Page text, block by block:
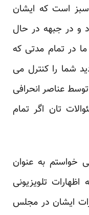
سبز است که ایشان
و در جبهه در حال
در تمام مدتی که
شما را کنترل می
عناصر انحرافی
تان اگر تمام
خواستم به عنوان
تلویزیونی
ایشان در مجلس